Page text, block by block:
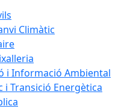
Climàtic
i Informació Ambiental
i Transició Energètica